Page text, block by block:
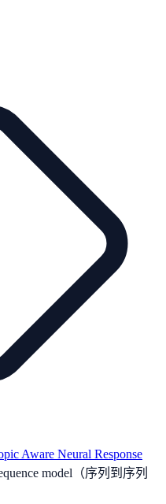
Aware Neural Response
model（序列到序列